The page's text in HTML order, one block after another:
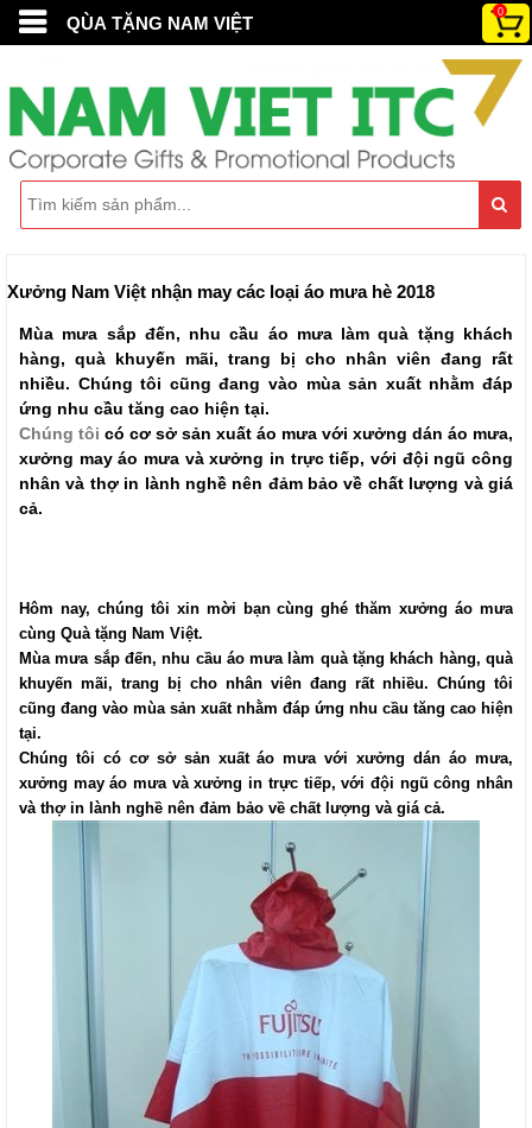
QÙA TẶNG NAM VIỆT
0
Xưởng Nam Việt nhận may các loại áo mưa hè 2018
Mùa mưa sắp đến, nhu cầu áo mưa làm quà tặng khách
hàng, quà khuyến mãi, trang bị cho nhân viên đang rất
nhiều. Chúng tôi cũng đang vào mùa sản xuất nhằm đáp
ứng nhu cầu tăng cao hiện tại.
Chúng tôi có cơ sở sản xuất áo mưa với xưởng dán áo mưa,
xưởng may áo mưa và xưởng in trực tiếp, với đội ngũ công
nhân và thợ in lành nghề nên đảm bảo về chất lượng và giá
cả.
Hôm nay, chúng tôi xin mời bạn cùng ghé thăm xưởng áo mưa
cùng Quà tặng Nam Việt.
Mùa mưa sắp đến, nhu cầu áo mưa làm quà tặng khách hàng, quà
khuyến mãi, trang bị cho nhân viên đang rất nhiều. Chúng tôi
cũng đang vào mùa sản xuất nhằm đáp ứng nhu cầu tăng cao hiện
tại.
Chúng tôi có cơ sở sản xuất áo mưa với xưởng dán áo mưa,
xưởng may áo mưa và xưởng in trực tiếp, với đội ngũ công nhân
và thợ in lành nghề nên đảm bảo về chất lượng và giá cả.